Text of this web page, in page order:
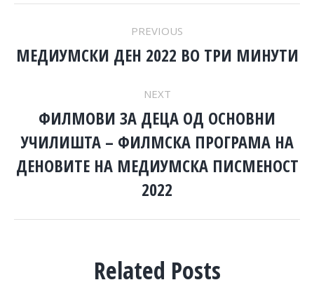
NAVIGATION
PREVIOUS
Previous
МЕДИУМСКИ ДЕН 2022 ВО ТРИ МИНУТИ
NEXT
Next
post:
ФИЛМОВИ ЗА ДЕЦА ОД ОСНОВНИ
УЧИЛИШТА – ФИЛМСКА ПРОГРАМА НА
ДЕНОВИТЕ НА МЕДИУМСКА ПИСМЕНОСТ
2022
Related Posts